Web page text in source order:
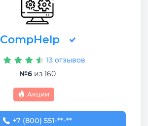
CompHelp
13 отзывов
№6 из 160
Акции
+7 (800) 551-74-09
+7 (800) 551-**-**